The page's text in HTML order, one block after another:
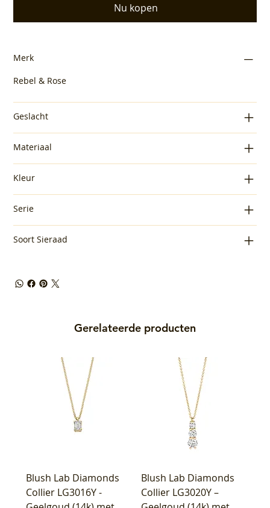
Nu kopen
Merk
Rebel & Rose
Geslacht
Materiaal
Kleur
Serie
Soort Sieraad
Gerelateerde producten
Blush Lab Diamonds
Collier LG3016Y -
Blush Lab Diamonds
Collier LG3020Y –